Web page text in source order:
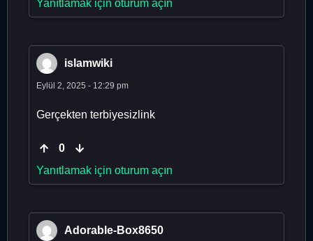
Yanıtlamak için oturum açın
islamwiki
Eylül 2, 2025 - 12:29 pm
Gerçekten terbiyesizlink
0
Yanıtlamak için oturum açın
Adorable-Box8650